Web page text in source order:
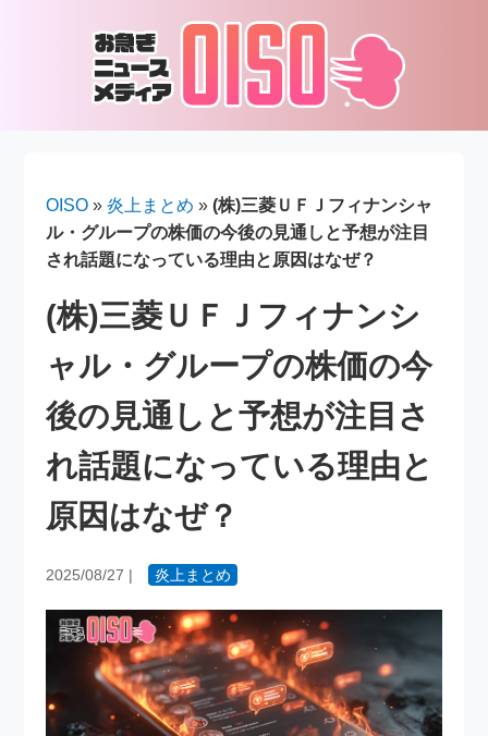
OISO »炎上まとめ »(株)三菱ＵＦＪフィナンシャ
ル・グループの株価の今後の見通しと予想が注目
され話題になっている理由と原因はなぜ？
(株)三菱ＵＦＪフィナンシ
ャル・グループの株価の今
後の見通しと予想が注目さ
れ話題になっている理由と
原因はなぜ？
2025/08/27 | 炎上まとめ